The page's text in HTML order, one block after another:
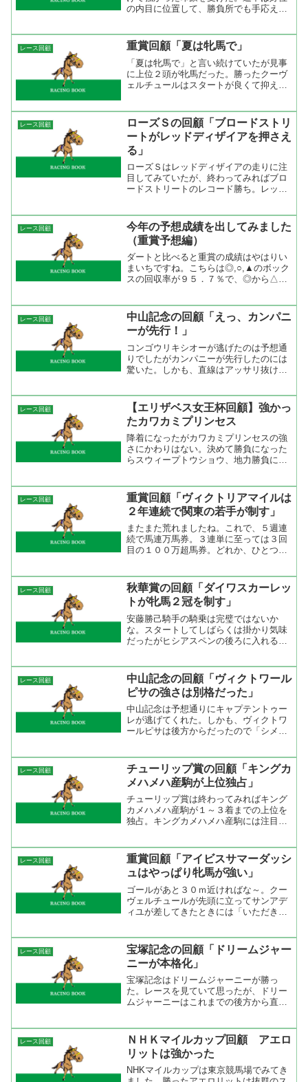
の内目に位置して、勝負所でも手応えが
さえあったから完勝と言っていいでしょ
う。新馬戦を勝って、次走...
レース回顧 重賞回顧「夏は牝馬で」
「夏は牝馬で」と言い続けていたが見事
に上位２頭が牝馬だった。勝ったクーヴ
ェルチュールはスタートが良くて抑えが
かと思ったけど、横山典弘が上手く乗っ
たね。ブラックホーク産駒...
レース回顧
ローズＳの回顧「ブロードストリ
ートがレッドディザイアを押さえ
る」
ローズＳはレッドディザイアの走りに注
目してみていたが、終わってみればブロ
ードストリートのレコード勝ち。レッド
のは仕方がないかな。勝った馬は馬郡を
抜けてきたが、レッドディ...
レース回顧
今年の予想成績を出してみました
（重賞予想編）
ダートと比べると重賞の成績はやはりい
まいちですね。こちらは◎,○,▲のボック
スの回収率が９５．７％で、◎から△へ
実馬券の方は安田記念の馬連３６．８倍
を厚めにして的中して...
レース回顧
中山記念の回顧「えっ、カンパニ
ーが先行！」
コンゴウリキシオーが逃げたのは予想通
りでしたがカンパニーが先行したのには
驚いた。しかも、直線はアッサリ抜けだ
と分かっていても、カンパニーは本命に
出来なかった。エイシンド...
レース回顧
【エリザベス女王杯回顧】強かっ
たカワカミプリンセス
降着になったがカワカミプリンセスの強
さにかわりはない。決めて勝負になった
らスウィープトウショウ、地力勝負にな
スローペースの上がりの競馬になりやす
いが、逃げたのが空気を読...
レース回顧
重賞回顧「ヴィクトリアマイルは
２年連続で関東の若手が制す」
またまた荒れましたね。これで、５週連
続で馬連万馬券。３連単に至っては３回
目の１００万超馬券。どれか、ひとつ獲
ね。ちなみに馬連が発売されて１５年が
経つが年間の馬連万馬券発...
レース回顧
秋華賞の回顧「ダイワスカーレッ
トが牝馬２冠を制す」
安藤勝己騎手の騎乗は完璧ではないか
な。スタートしてしばらくは掛かり気味
だったがヒシアスペンの後ろに入れると
ど、終わってみればちょうど良いペース
だったんですね。４コーナー過...
レース回顧
中山記念の回顧「ヴィクトワール
ピサの強さは別格だった」
中山記念は予想通りにキャプテントゥー
レが逃げてくれた。しかも、ヴィクトワ
ールピサは後方からだったので「シメシ
込めたし、キャプテントゥーレが逃げ切
れる展開だと思っ...
レース回顧
チューリップ賞の回顧「キングカ
メハメハ産駒が上位独占」
チューリップ賞は終わってみればキング
カメハメハ産駒が１～３着までの上位を
独占。キングカメハメハ産駒には注目し
アパパネをマークしていましたね。直線
では上位の中で一番早く追...
レース回顧
重賞回顧「アイビスサマーダッシ
ュはやっぱり牝馬が強い」
ゴールがあと３０ｍ近ければな～。クー
ヴェルチュールが先頭に立ってサンアデ
ィユが差してきたときには「いただき
いました。それにしてもアイビスサマー
ダッシュは例年通りに牝馬が...
レース回顧
宝塚記念の回顧「ドリームジャー
ニーが本格化」
宝塚記念はドリームジャーニーが勝っ
た。レースを見ていて思ったが、ドリー
ムジャーニーはこれまでの後方から直線
安がないので、鞍上の意のままに動ける
のが強み。決め手はあるタイ...
レース回顧
ＮＨＫマイルカップ回顧 アエロ
リットは強かった
NHKマイルカップは東京競馬場でみてき